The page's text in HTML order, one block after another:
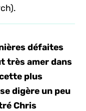
défaites
très amer dans
plus
digère un peu
Chris